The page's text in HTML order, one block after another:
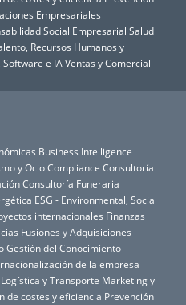
Empresariales
Social Empresarial Salud
Recursos Humanos y
Software e IAVentas y Comercial
Business Intelligence
y OcioCompliance Consultoría
Consultoría Funeraria
ESG - Environmental, Social
internacionales Finanzas
Fusiones y Adquisiciones
Gestión del Conocimiento
de la empresa
Logística y Transporte Marketing y
de costes y eficiencia Prevención